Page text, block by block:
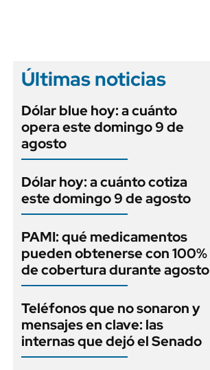
Últimas noticias
Dólar blue hoy: a cuánto
opera este domingo 9 de
agosto
Dólar hoy: a cuánto cotiza
este domingo 9 de agosto
PAMI: qué medicamentos
pueden obtenerse con 100%
de cobertura durante agosto
Teléfonos que no sonaron y
mensajes en clave: las
internas que dejó el Senado